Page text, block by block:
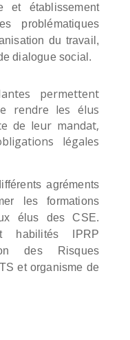
et établissement
problématiques
du travail,
dialogue social.
permettent
rendre les élus
de leur mandat,
légales
agréments
les formations
élus des CSE.
habilités IPRP
des Risques
et organisme de